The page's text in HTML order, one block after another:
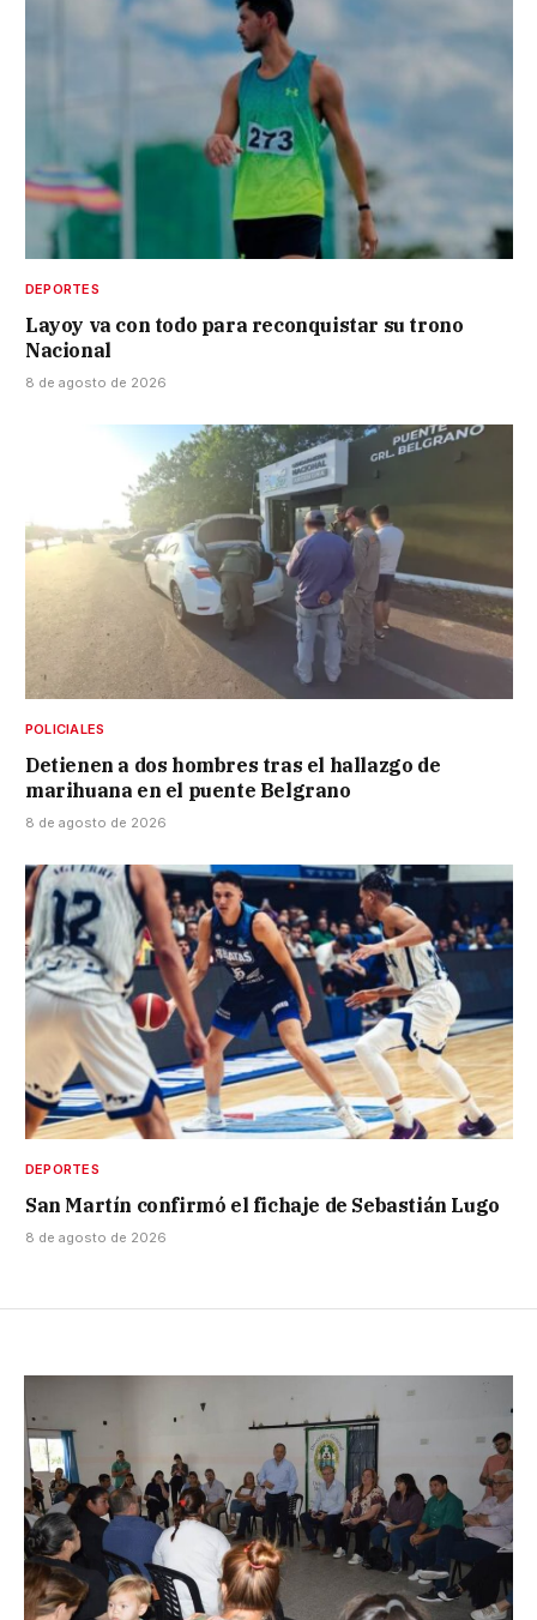
DEPORTES
Layoy va con todo para reconquistar su trono
Nacional
8 de agosto de 2026
POLICIALES
Detienen a dos hombres tras el hallazgo de
marihuana en el puente Belgrano
8 de agosto de 2026
DEPORTES
San Martín confirmó el fichaje de Sebastián Lugo
8 de agosto de 2026